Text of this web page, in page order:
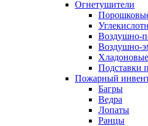
Огнетушители
Воздушно-
Воздушно-
Хладоновые
Подставки
Пожарный
Багры
Ведра
Лопаты
Ранцы